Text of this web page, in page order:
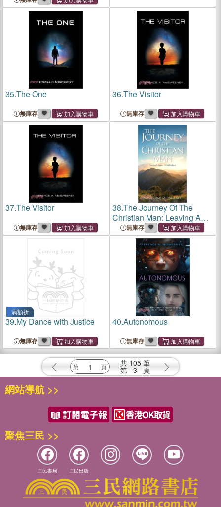
35.The One
無庫存
36.The Visitor
無庫存
37.The Visitor
無庫存
38.The Journey Of The
Christian Man: Leaving A
Legacy Of Faithfulness
無庫存
滿額折
39.My Dance with Justice
無庫存
40.Autonomous
無庫存
共 105 筆
第 3 頁
網站導航 >>
聚焦三民 >>
三民書局 三民出版